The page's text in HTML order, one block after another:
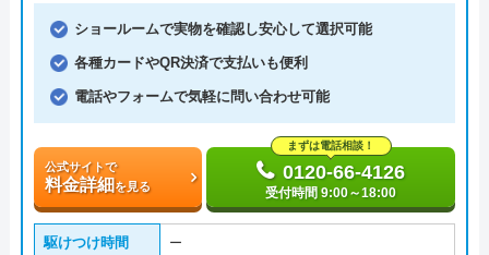
ショールームで実物を確認し安心して選択可能
各種カードやQR決済で支払いも便利
電話やフォームで気軽に問い合わせ可能
公式サイトで
料金詳細を見る
まずは電話相談！
0120-66-4126
受付時間 9:00～18:00
駆けつけ時間 ー